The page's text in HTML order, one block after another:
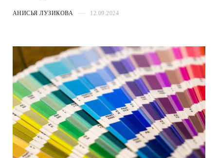
АНИСЬЯ ЛУЗИКОВА 12.09.2024